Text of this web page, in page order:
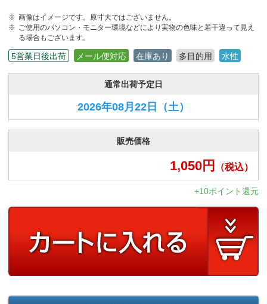
画像はイメージです。原寸大ではございません。
ご使用のパソコン・モニター環境などにより実物の色味と若干違って見え
る場合もございます。
5営業日後出荷 メール便対応 在庫あり 多目的用 水性
通常出荷予定日
2026年08月22日 （土）
販売価格
1,050円 （税込）
+10ポイント還元